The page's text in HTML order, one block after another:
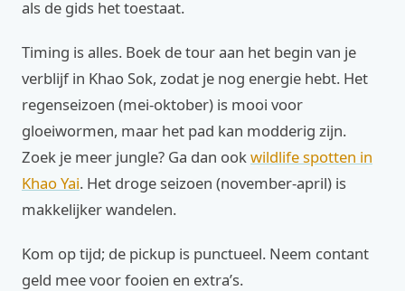
als de gids het toestaat.
Timing is alles. Boek de tour aan het begin van je
verblijf in Khao Sok, zodat je nog energie hebt. Het
regenseizoen (mei-oktober) is mooi voor
gloeiwormen, maar het pad kan modderig zijn.
Zoek je meer jungle? Ga dan ookwildlife spotten in
Khao Yai. Het droge seizoen (november-april) is
makkelijker wandelen.
Kom op tijd; de pickup is punctueel. Neem contant
geld mee voor fooien en extra’s.